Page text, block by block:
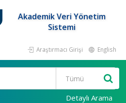
Akademik Veri Yönetim
Sistemi
Araştırmacı Girişi English
Detaylı Arama